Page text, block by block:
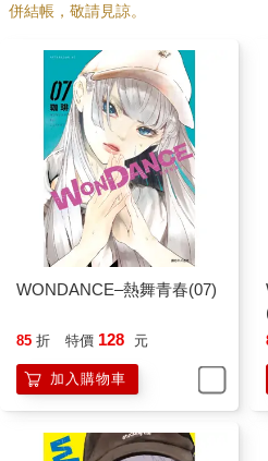
併結帳，敬請見諒。
WONDANCE–熱舞青春(07)
85 折 特價 128 元
加入購物車